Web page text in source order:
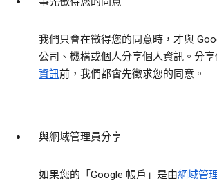
我們只會在徵得您的同意時，才與
公司、機構或個人分享個人資訊。分
資訊前，我們都會先徵求您的同意。
與網域管理員分享
如果您的「Google 帳戶」是由網域管